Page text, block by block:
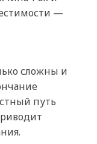
—
сложны и
путь